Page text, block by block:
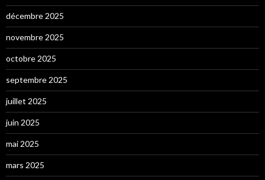
décembre 2025
novembre 2025
octobre 2025
septembre 2025
juillet 2025
juin 2025
mai 2025
mars 2025